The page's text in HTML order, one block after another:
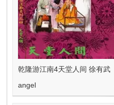
乾隆游江南4天堂人间 徐有武
angel